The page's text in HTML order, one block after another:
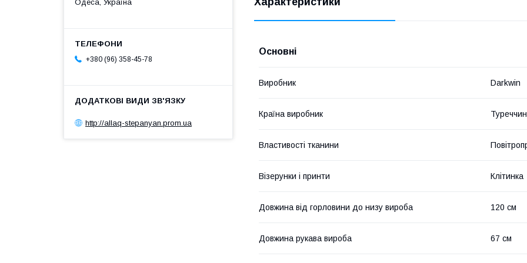
Основні
Виробник Darkwin
Країна виробник
Властивості тканини
Візерунки і принти Клітинка
Довжина від горловини до низу вироба 120 см
Довжина рукава вироба 67 см
Одеса, Україна
+380 (96) 358-45-78
http://allaq-stepanyan.prom.ua